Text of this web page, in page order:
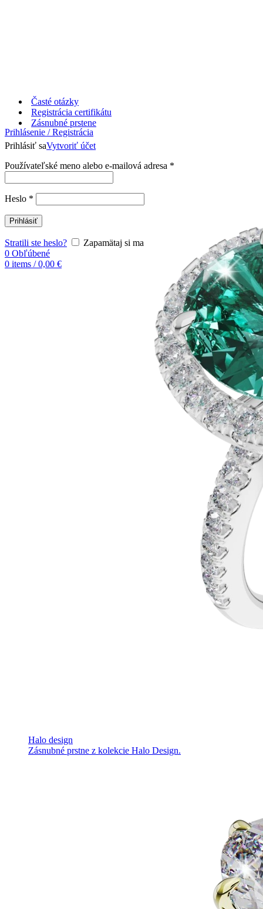
Časté otázky
Registrácia certifikátu
Prihlásenie / Registrácia
Prihlásiť saVytvoriť účet
Používateľské meno alebo e-mailová adresa *
Heslo *
Prihlásiť
Stratili ste heslo?
Zapamätaj si ma
0 Obľúbené
0 items / 0,00 €
Zásnubné prstene
Halo design
Zásnubné prstne z kolekcie Halo Design.